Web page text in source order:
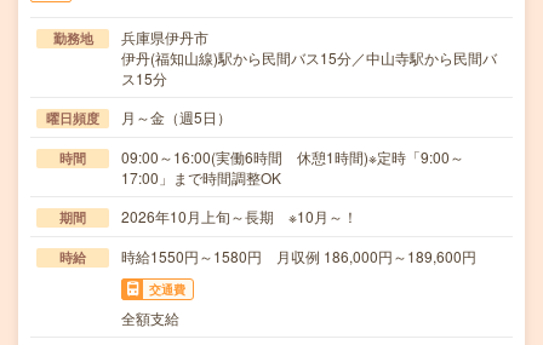
勤務地
兵庫県伊丹市
伊丹(福知山線)駅から民間バス15分／中山寺駅から民間バ
ス15分
曜日頻度 月～金（週5日）
時間
09:00～16:00(実働6時間 休憩1時間)※定時「9:00～
17:00」まで時間調整OK
期間 2026年10月上旬～長期 ※10月～！
時給 時給1550円～1580円 月収例 186,000円～189,600円
交通費
全額支給